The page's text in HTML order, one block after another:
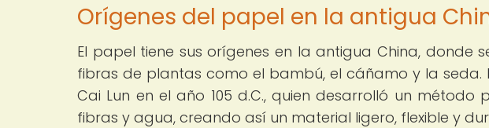
Orígenes del papel en la antigua
El papel tiene sus orígenes en la antigua China,
fibras de plantas como el bambú, el cáñamo y la seda.
Cai Lun en el año 105 d.C., quien desarrolló un
fibras y agua, creando así un material ligero, flexible y